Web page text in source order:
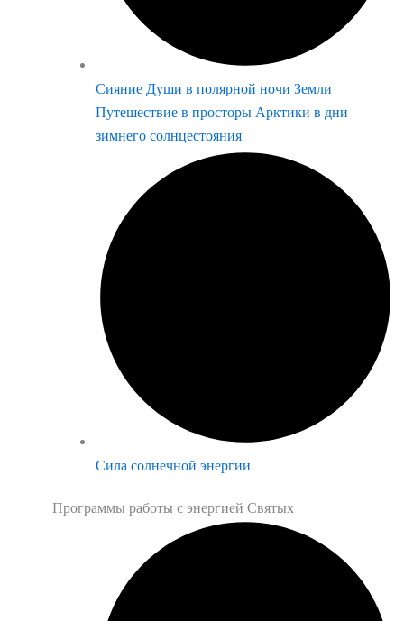
Сияние Души в полярной ночи Земли
Путешествие в просторы Арктики в дни
зимнего солнцестояния
Сила солнечной энергии
Программы работы с энергией Святых